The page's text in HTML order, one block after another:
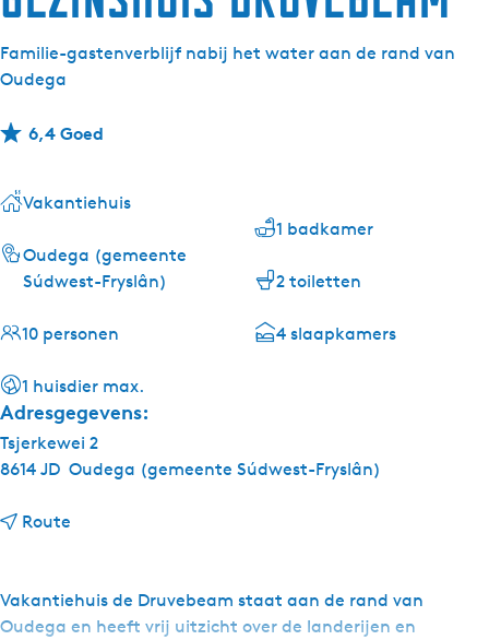
Familie-gastenverblijf nabij het water aan de rand van
Oudega
6,4 Goed
Vakantiehuis de Druvebeam staat aan de rand van
Oudega en heeft vrij uitzicht over de landerijen en
Vakantiehuis
Oudega (gemeente
Súdwest-Fryslân)
10 personen
1 huisdier max.
1 badkamer
2 toiletten
4 slaapkamers
Adresgegevens:
Tsjerkewei 2
8614 JD Oudega (gemeente Súdwest-Fryslân)
Route
r
G